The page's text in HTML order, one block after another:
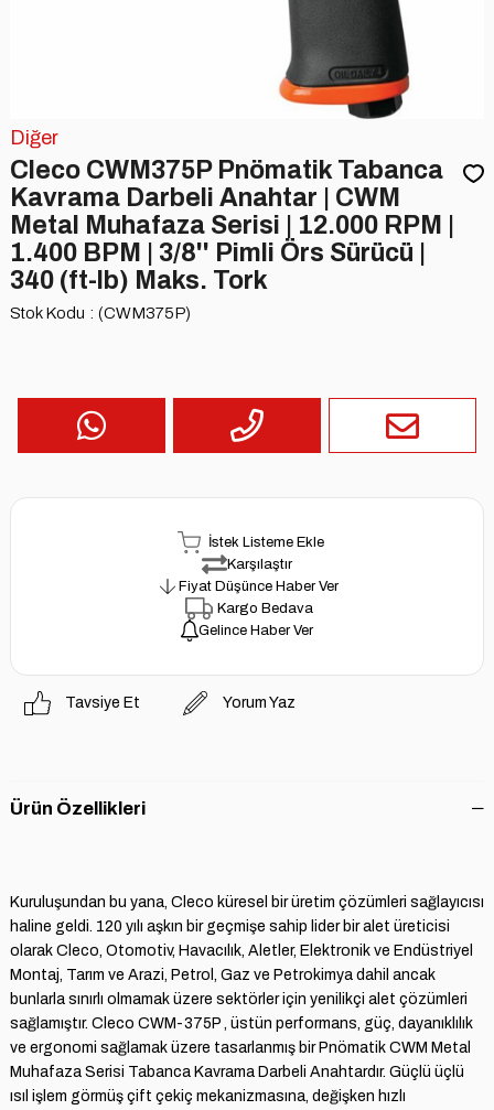
Diğer
Cleco CWM375P Pnömatik Tabanca
Kavrama Darbeli Anahtar | CWM
Metal Muhafaza Serisi | 12.000 RPM |
1.400 BPM | 3/8'' Pimli Örs Sürücü |
340 (ft-lb) Maks. Tork
Stok Kodu (CWM375P)
İstek Listeme Ekle
Karşılaştır
Fiyat Düşünce Haber Ver
Kargo Bedava
Gelince Haber Ver
Tavsiye Et Yorum Yaz
Ürün Özellikleri
Kuruluşundan bu yana, Cleco küresel bir üretim çözümleri sağlayıcısı
haline geldi. 120 yılı aşkın bir geçmişe sahip lider bir alet üreticisi
olarak Cleco, Otomotiv, Havacılık, Aletler, Elektronik ve Endüstriyel
Montaj, Tarım ve Arazi, Petrol, Gaz ve Petrokimya dahil ancak
bunlarla sınırlı olmamak üzere sektörler için yenilikçi alet çözümleri
sağlamıştır. Cleco CWM-375P , üstün performans, güç, dayanıklılık
ve ergonomi sağlamak üzere tasarlanmış bir Pnömatik CWM Metal
Muhafaza Serisi Tabanca Kavrama Darbeli Anahtardır. Güçlü üçlü
ısıl işlem görmüş çift çekiç mekanizmasına, değişken hızlı